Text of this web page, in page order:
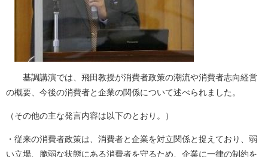
基調講演では、飛田教授が消費者政策の潮流や消費者志向経営
の概要、今後の消費者と企業の関係について述べられました。
（その他の主な発言内容は以下のとおり。）
・従来の消費者政策は、消費者と企業を対立関係と捉えており、弱
い立場、脆弱な状態にある消費者を守るため、企業に一律の制約を